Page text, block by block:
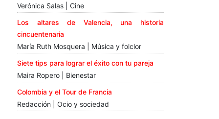
Verónica Salas | Cine
Los altares de Valencia, una historia
cincuentenaria
María Ruth Mosquera | Música y folclor
Siete tips para lograr el éxito con tu pareja
Maira Ropero | Bienestar
Colombia y el Tour de Francia
Redacción | Ocio y sociedad